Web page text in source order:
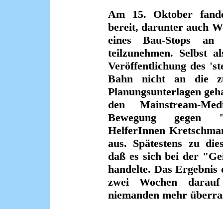
Am 15. Oktober
bereit, darunter auch
eines Bau-Stops an
teilzunehmen. Selbst
Veröffentlichung des
Bahn nicht an die
Planungsunterlagen
den Mainstream-
Bewegung gegen
HelferInnen
aus. Spätestens zu
daß es sich bei der
handelte. Das
zwei Wochen
niemanden mehr